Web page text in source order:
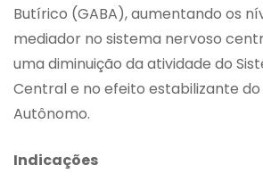
Butírico (GABA), aumentando os
mediador no sistema nervoso
uma diminuição da atividade do
Central e no efeito estabilizante do
Autônomo.
Indicações